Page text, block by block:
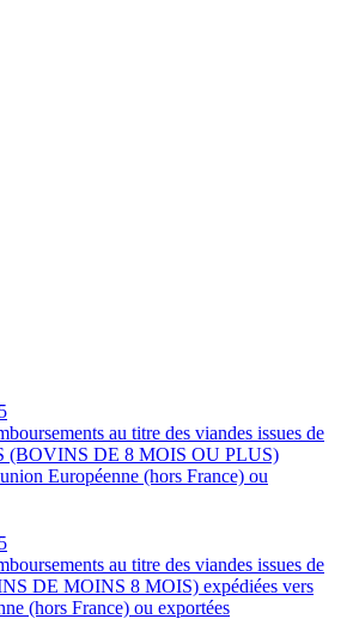
au titre des viandes issues de
(BOVINS DE 8 MOIS OU PLUS)
Européenne (hors France) ou
au titre des viandes issues de
DE MOINS 8 MOIS) expédiées vers
(hors France) ou exportées